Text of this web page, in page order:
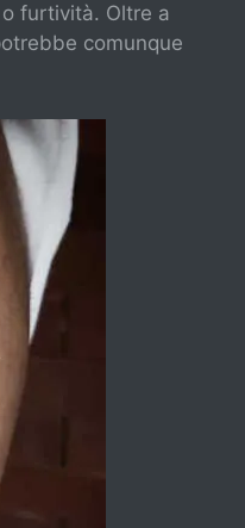
furtività. Oltre a
comunque